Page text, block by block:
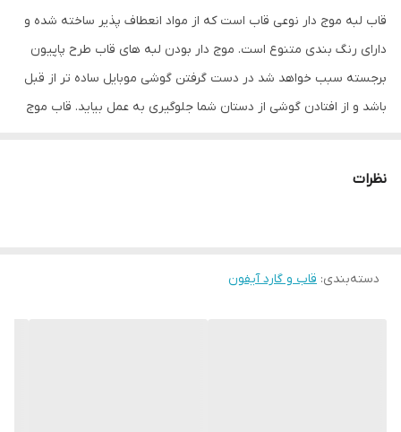
قاب لبه موج دار نوعی قاب است که از مواد انعطاف پذیر ساخته شده و
دارای رنگ بندی متنوع است. موج دار بودن لبه های قاب طرح پاپیون
برجسته سبب خواهد شد در دست گرفتن گوشی موبایل ساده تر از قبل
باشد و از افتادن گوشی از دستان شما جلوگیری به عمل بیاید. قاب موج
بخشد.
برای شما فراهم می کند. شما با استفاده از این قاب مشکلی برای استفاده
نظرات
دسته‌بندی: قاب و گارد آیفون